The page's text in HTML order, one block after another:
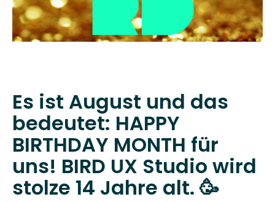
Es ist August und das
bedeutet: HAPPY
BIRTHDAY MONTH für
uns! BIRD UX Studio wird
stolze 14 Jahre alt. 🥳